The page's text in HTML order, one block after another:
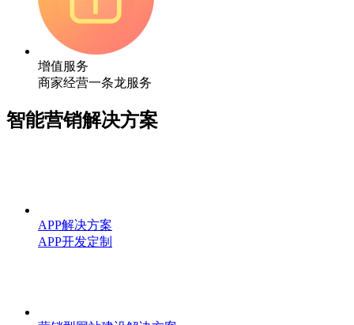
增值服务
商家经营一条龙服务
智能营销解决方案
APP解决方案
APP开发定制